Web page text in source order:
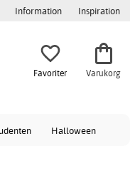
Information Inspiration
Favoriter Varukorg
Halloween